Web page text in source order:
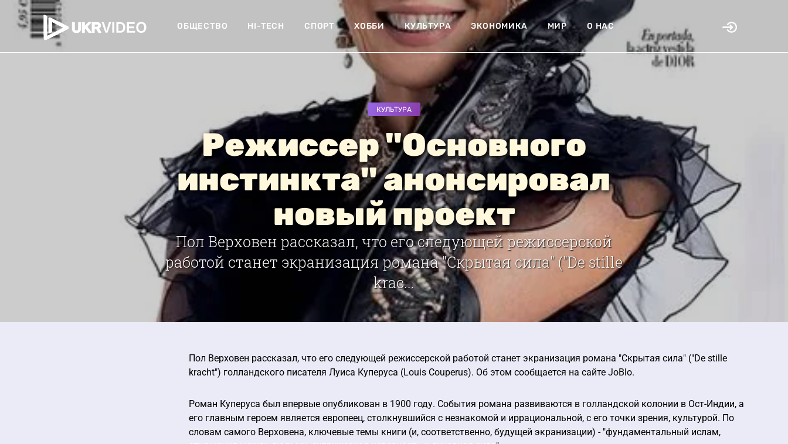
ОБЩЕСТВО HI-TECH СПОРТ ХОББИ КУЛЬТУРА ЭКОНОМИКА МИР О НАС
КУЛЬТУРА
Режиссер "Основного
инстинкта" анонсировал
новый проект
Пол Верховен рассказал, что его следующей режиссерской
работой станет экранизация романа "Скрытая сила" ("De stille
krac...
Пол Верховен рассказал, что его следующей режиссерской работой станет экранизация романа "Скрытая сила" ("De stille
kracht") голландского писателя Луиса Куперуса (Louis Couperus). Об этом сообщается на сайте JoBlo.
Роман Куперуса был впервые опубликован в 1900 году. События романа развиваются в голландской колонии в Ост-Индии, а
его главным героем является европеец, столкнувшийся с незнакомой и иррациональной, с его точки зрения, культурой. По
словам самого Верховена, ключевые темы книги (и, соответственно, будущей экранизации) - "фундаментальный ислам,